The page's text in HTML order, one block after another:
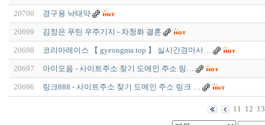
20700 ​경구용 낙태약
20699 김정은 푸틴 우주기지 - 차청화 결혼
20698 코리아레이스 【 gyeongma.top 】 실시간경마사…
20697 아이모음 - 사이트주소 찾기 도메인 주소 링…
20696 링크888 - 사이트주소 찾기 도메인 주소 링크 …
11 12 13